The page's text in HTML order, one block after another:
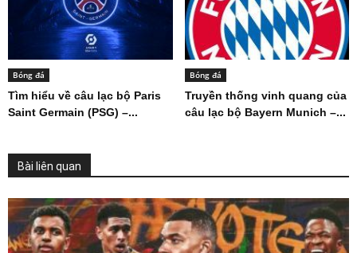
Bóng đá
Tìm hiểu về câu lạc bộ Paris
Saint Germain (PSG) –...
Bóng đá
Truyền thống vinh quang của
câu lạc bộ Bayern Munich –...
Bài liên quan